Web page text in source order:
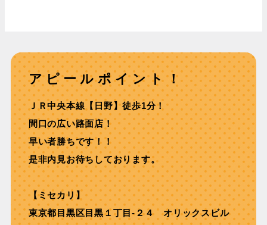
アピールポイント！
ＪＲ中央本線【⽇野】徒歩1分！
間⼝の広い路⾯店！
早い者勝ちです！！
是非内見お待ちしております。
【ミセカリ】
東京都目黒区目黒１丁目-２４ オリックスビル